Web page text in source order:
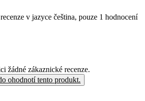
v jazyce čeština, pouze 1 hodnocení
žádné zákaznické recenze.
ohodnotí tento produkt.